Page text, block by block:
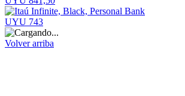
UYU 743
Volver arriba